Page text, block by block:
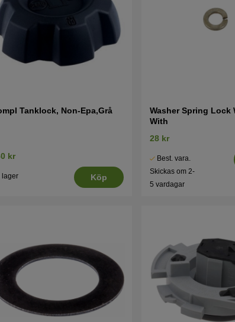
Tanklock, Non-Epa,Grå
kr
lager Köp
Washer Spring Lock
With
28 kr
Best. vara.
Skickas om 2-
5 vardagar